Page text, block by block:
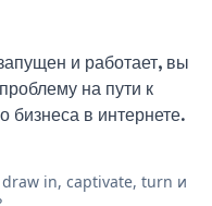
и работает, вы
на пути к
бизнеса в интернете.
in, captivate, turn и